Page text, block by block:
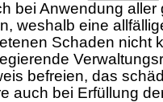
bei Anwendung aller
weshalb eine
Schaden nicht
befreien, das
auch bei Erfüllung